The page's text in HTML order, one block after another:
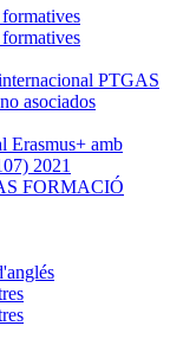
PTGAS
asociados
Erasmus+ amb
2021
FORMACIÓ